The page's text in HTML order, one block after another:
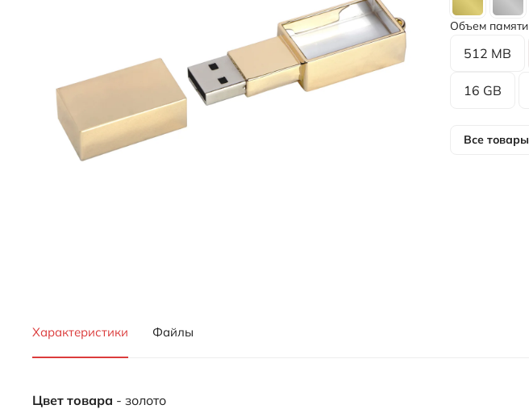
Объем памяти
512 MB
16 GB
Все товары
Характеристики Файлы
Цвет товара - золото